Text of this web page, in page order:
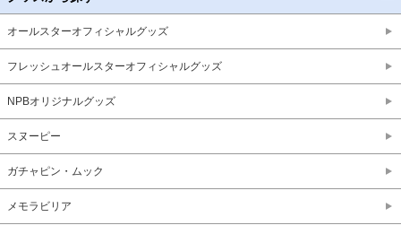
オールスターオフィシャルグッズ
フレッシュオールスターオフィシャルグッズ
NPBオリジナルグッズ
スヌーピー
ガチャピン・ムック
メモラビリア